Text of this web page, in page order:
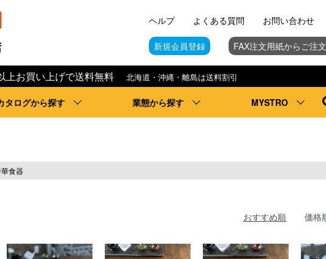
上お買い上げで送料無料 北海道・沖縄・離島は送料割引
タログから探す 業態から探す MYSTRO
ヘルプ よくある質問 お問い合わせ
新規会員登録 FAX注文用紙からご注
食器
おすすめ順 価格